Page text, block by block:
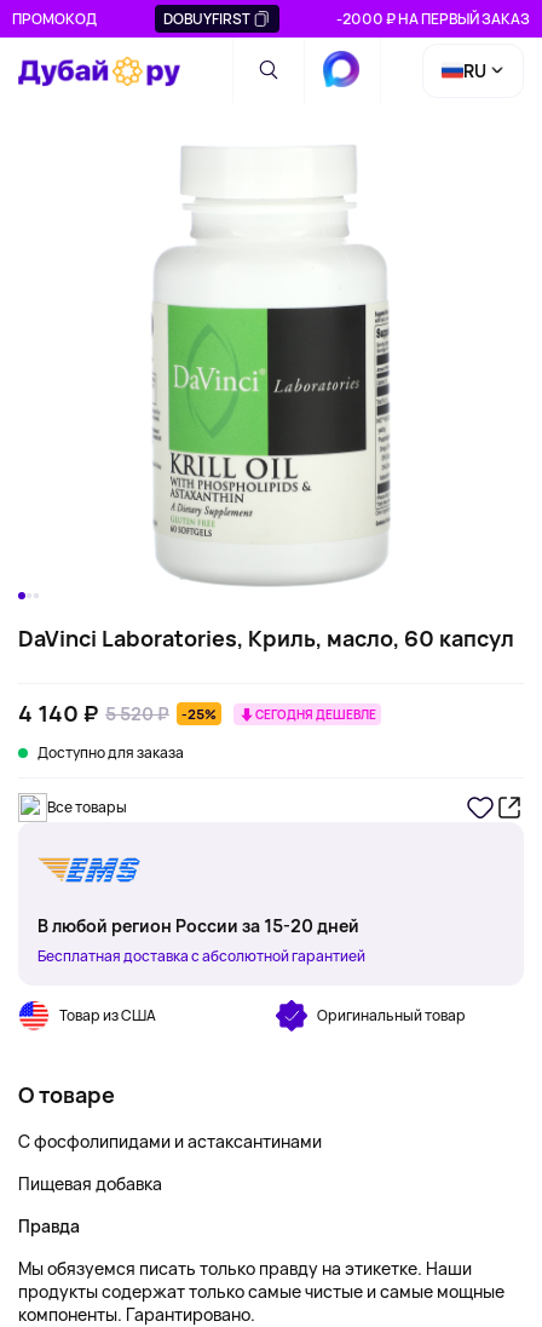
ПРОМОКОД DOBUYFIRST -2000 ₽ НА ПЕРВЫЙ ЗАКАЗ
RU
DaVinci Laboratories, Криль, масло, 60 капсул
4 140 ₽ 5 520 ₽ -25% СЕГОДНЯ ДЕШЕВЛЕ
Доступно для заказа
Все товары
В любой регион России за 15-20 дней
Бесплатная доставка с абсолютной гарантией
Товар из США Оригинальный товар
О товаре
С фосфолипидами и астаксантинами
Пищевая добавка
Правда
Мы обязуемся писать только правду на этикетке. Наши
продукты содержат только самые чистые и самые мощные
компоненты. Гарантировано.